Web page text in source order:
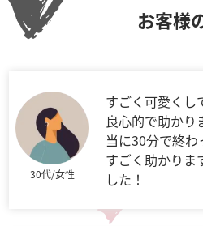
お客様
30代/女性
すごく可愛くし
良心的で助かり
当に30分で終
すごく助かりま
した！